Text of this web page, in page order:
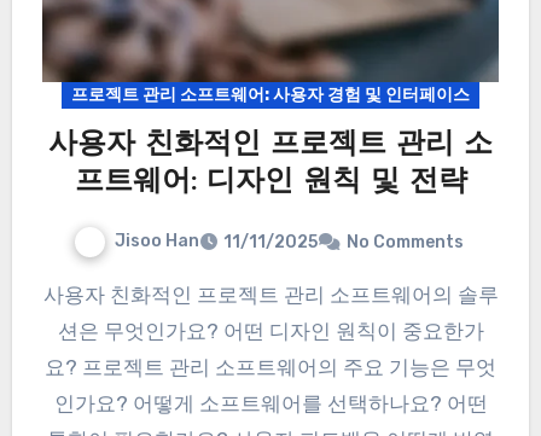
프로젝트 관리 소프트웨어: 사용자 경험 및 인터페이스
사용자 친화적인 프로젝트 관리 소
프트웨어: 디자인 원칙 및 전략
Jisoo Han 11/11/2025 No Comments
사용자 친화적인 프로젝트 관리 소프트웨어의 솔루
션은 무엇인가요? 어떤 디자인 원칙이 중요한가
요? 프로젝트 관리 소프트웨어의 주요 기능은 무엇
인가요? 어떻게 소프트웨어를 선택하나요? 어떤